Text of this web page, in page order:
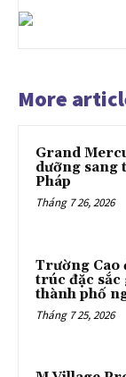
More
Grand
dưỡng sang
Pháp
Tháng 7 26, 2026
Trường Cao
trúc đặc sắc
thành phố
Tháng 7 25, 2026